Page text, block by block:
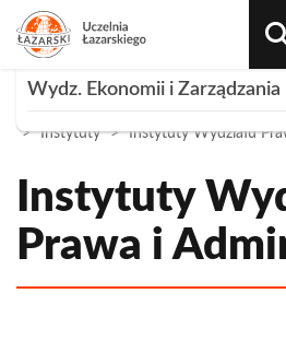
Instytuty
Instytuty Wydziału
Instytuty
Prawa i
Wydz. Ekonomii i Zarządzania
Rozwiń
Faculty Programmes
Doktoraty WEiZ
Instytuty Wydziału Prawa i